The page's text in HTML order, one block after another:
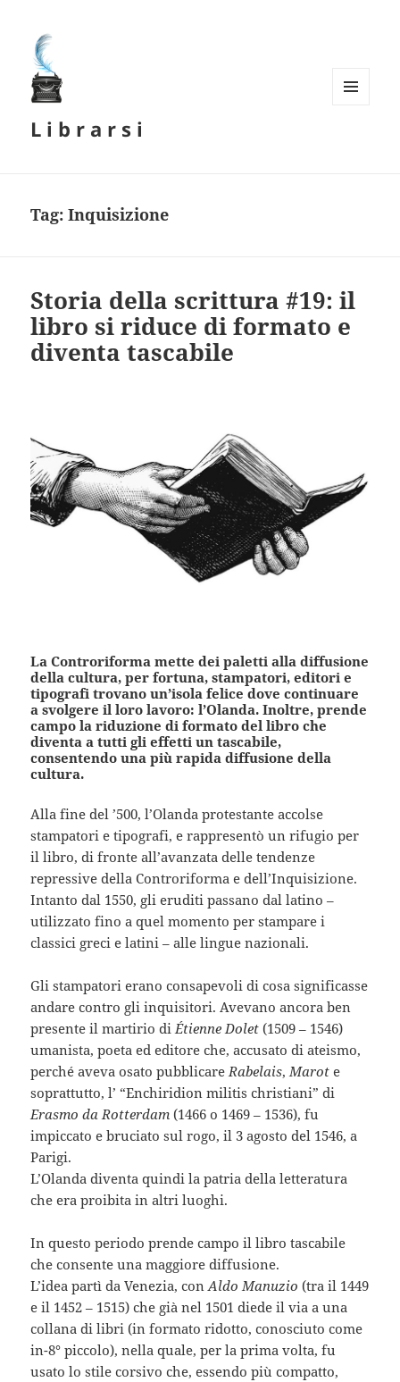
L i b r a r s i
Tag:Inquisizione
Storia della scrittura #19: il
libro si riduce di formato e
diventa tascabile
La Controriforma mette dei paletti alla diffusione
della cultura, per fortuna, stampatori, editori e
tipografi trovano un’isola felice dove continuare
a svolgere il loro lavoro: l’Olanda. Inoltre, prende
campo la riduzione di formato del libro che
diventa a tutti gli effetti un tascabile,
consentendo una più rapida diffusione della
cultura.
Alla fine del ’500, l’Olanda protestante accolse
stampatori e tipografi, e rappresentò un rifugio per
il libro, di fronte all’avanzata delle tendenze
repressive della Controriforma e dell’Inquisizione.
Intanto dal 1550, gli eruditi passano dal latino –
utilizzato fino a quel momento per stampare i
classici greci e latini – alle lingue nazionali.
Gli stampatori erano consapevoli di cosa significasse
andare contro gli inquisitori. Avevano ancora ben
presente il martirio di Étienne Dolet (1509 – 1546)
umanista, poeta ed editore che, accusato di ateismo,
perché aveva osato pubblicare Rabelais, Marot e
soprattutto, l’ “Enchiridion militis christiani” di
Erasmo da Rotterdam (1466 o 1469 – 1536), fu
impiccato e bruciato sul rogo, il 3 agosto del 1546, a
Parigi.
L’Olanda diventa quindi la patria della letteratura
che era proibita in altri luoghi.
In questo periodo prende campo il libro tascabile
che consente una maggiore diffusione.
L’idea partì da Venezia, conAldo Manuzio (tra il 1449
e il 1452 – 1515) che già nel 1501 diede il via a una
collana di libri (in formato ridotto, conosciuto come
in-8° piccolo), nella quale, per la prima volta, fu
usato lo stile corsivo che, essendo più compatto,